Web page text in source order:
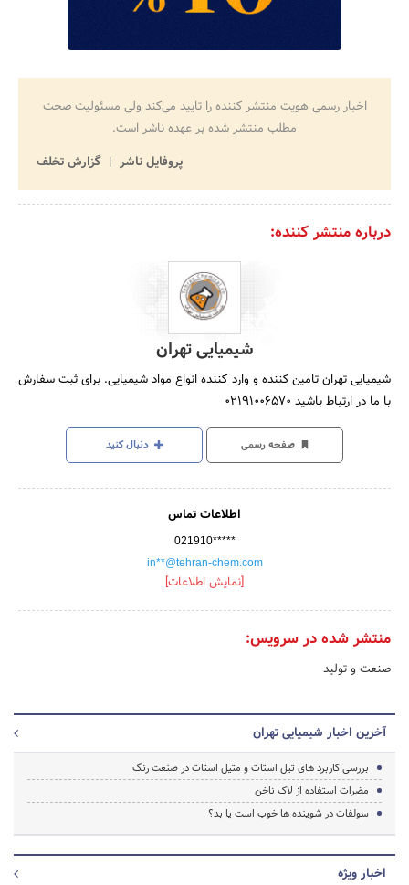
اخبار رسمی هویت منتشر کننده را تایید می‌کند ولی مسئولیت صحت
مطلب منتشر شده بر عهده ناشر است.
پروفایل ناشر
گزارش تخلف
درباره منتشر کننده:
شیمیایی تهران
شیمیایی تهران تامین کننده و وارد کننده انواع مواد شیمیایی. برای ثبت سفارش
با ما در ارتباط باشید 02191006570
صفحه رسمی دنبال کنید
اطلاعات تماس
021910*****
in**@tehran-chem.com
[نمایش اطلاعات]
منتشر شده در سرویس:
صنعت و تولید
آخرین اخبار شیمیایی تهران
بررسی کاربرد های تیل استات و متیل استات در صنعت رنگ
مضرات استفاده از لاک ناخن
سولفات در شوینده ها خوب است یا بد؟
اخبار ویژه